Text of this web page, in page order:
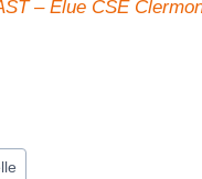
– Elue CSE